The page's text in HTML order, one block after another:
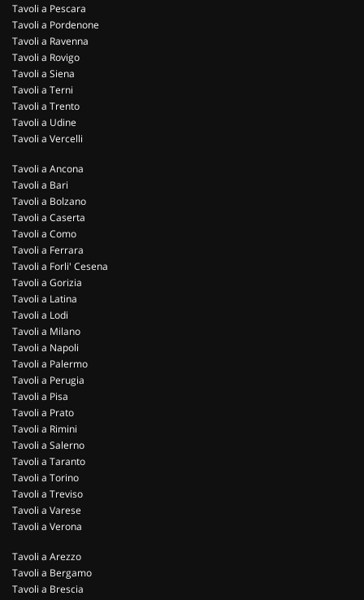
Tavoli a Pescara
Tavoli a Pordenone
Tavoli a Ravenna
Tavoli a Rovigo
Tavoli a Siena
Tavoli a Terni
Tavoli a Trento
Tavoli a Udine
Tavoli a Vercelli
Tavoli a Ancona
Tavoli a Bari
Tavoli a Bolzano
Tavoli a Caserta
Tavoli a Como
Tavoli a Ferrara
Tavoli a Forli' Cesena
Tavoli a Gorizia
Tavoli a Latina
Tavoli a Lodi
Tavoli a Milano
Tavoli a Napoli
Tavoli a Palermo
Tavoli a Perugia
Tavoli a Pisa
Tavoli a Prato
Tavoli a Rimini
Tavoli a Salerno
Tavoli a Taranto
Tavoli a Torino
Tavoli a Treviso
Tavoli a Varese
Tavoli a Verona
Tavoli a Arezzo
Tavoli a Bergamo
Tavoli a Brescia